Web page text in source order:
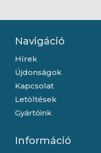
Navigáció
Hírek
Újdonságok
Kapcsolat
Letöltések
Gyártóink
Információ